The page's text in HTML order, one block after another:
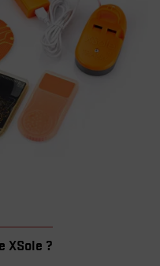
XSole ?